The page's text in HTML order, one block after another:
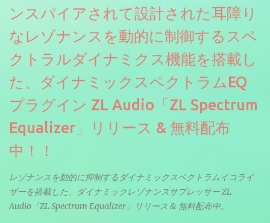
ンスパイアされて設計された耳障り
なレゾナンスを動的に制御するスペ
クトラルダイナミクス機能を搭載し
た、ダイナミックスペクトラムEQ
プラグイン ZL Audio「ZL Spectrum
Equalizer」リリース & 無料配布
中！！
レゾナンスを動的に抑制するダイナミックスペクトラムイコライ
ザーを搭載した、ダイナミックレゾナンスサプレッサー ZL
Audio「ZL Spectrum Equalizer」リリース & 無料配布中。